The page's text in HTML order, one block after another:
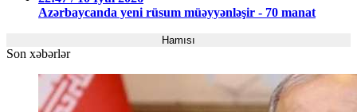
Azərbaycanda yeni rüsum müəyyənləşir - 70 manat
Hamısı
Son xəbərlər